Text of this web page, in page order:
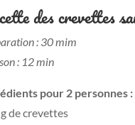
des crevettes
: 30 mim
: 12 min
pour 2 personnes :
de crevettes